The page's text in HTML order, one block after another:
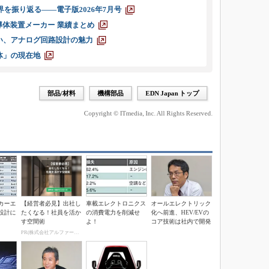
を振り返る――電子版2026年7月号
装置メーカー 業績まとめ
アナログ回路設計の魅力
」の現在地
部品/材料 機構部品 EDN Japan トップ
Copyright © ITmedia, Inc. All Rights Reserved.
ーエ
計に
【経営者必見】出社し
たくなる！社員を活か
す空間術
PR(株式会社アルファーテクノ)
車載エレクトロニクス
の消費電力を削減せ
よ！
オールエレクトリック
化へ前進、HEV/EVの
コア技術は社内で開発